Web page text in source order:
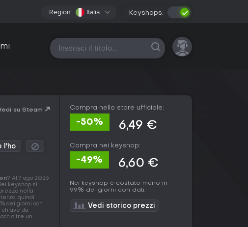
Region: Italia Keyshops:
Tutte le piattaforme
su Steam
l'ho
? Al 7 ago 2026
keyshop si
nella
quindi
dei giorni con
chiave da
oltre un
Compra nello store ufficiale:
-50% 6,49 €
Compra nei keyshop:
-49% 6,60 €
Nei keyshop è costato meno in
99% dei giorni con dati.
Vedi storico prezzi